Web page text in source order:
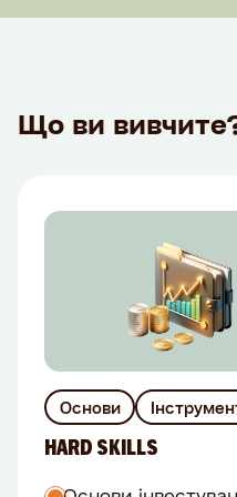
Що ви
Основи
HARD SKILLS